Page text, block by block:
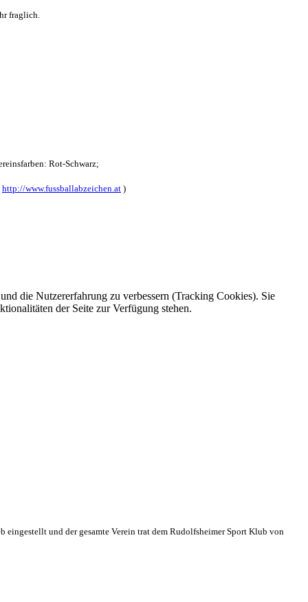
die Nutzererfahrung zu verbessern (Tracking Cookies). Sie
der Seite zur Verfügung stehen.
fraglich.
Rot-Schwarz;
http://www.fussballabzeichen.at )
eingestellt und der gesamte Verein trat dem Rudolfsheimer Sport Klub von